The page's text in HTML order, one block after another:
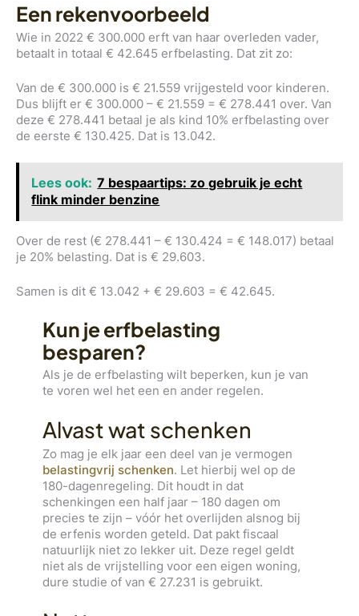
Een rekenvoorbeeld
Wie in 2022 € 300.000 erft van haar overleden vader,
betaalt in totaal € 42.645 erfbelasting. Dat zit zo:
Van de € 300.000 is € 21.559 vrijgesteld voor kinderen.
Dus blijft er € 300.000 – € 21.559 = € 278.441 over. Van
deze € 278.441 betaal je als kind 10% erfbelasting over
de eerste € 130.425. Dat is 13.042.
Lees ook: 7 bespaartips: zo gebruik je echt
flink minder benzine
Over de rest (€ 278.441 – € 130.424 = € 148.017) betaal
je 20% belasting. Dat is € 29.603.
Samen is dit € 13.042 + € 29.603 = € 42.645.
Kun je erfbelasting
besparen?
Als je de erfbelasting wilt beperken, kun je van
te voren wel het een en ander regelen.
Alvast wat schenken
Zo mag je elk jaar een deel van je vermogen
belastingvrij schenken. Let hierbij wel op de
180-dagenregeling. Dit houdt in dat
schenkingen een half jaar – 180 dagen om
precies te zijn – vóór het overlijden alsnog bij
de erfenis worden geteld. Dat pakt fiscaal
natuurlijk niet zo lekker uit. Deze regel geldt
niet als de vrijstelling voor een eigen woning,
dure studie of van € 27.231 is gebruikt.